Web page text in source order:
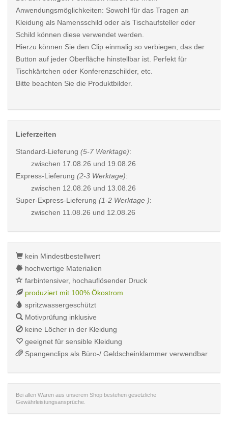
Anwendungsmöglichkeiten: Sowohl für das Tragen an
Kleidung als Namensschild oder als Tischaufsteller oder
Schild können diese verwendet werden.
Hierzu können Sie den Clip einmalig so verbiegen, das der
Button auf jeder Oberfläche hinstellbar ist. Perfekt für
Tischkärtchen oder Konferenzschilder, etc.
Bitte beachten Sie die Produktbilder.
Lieferzeiten
Standard-Lieferung (5-7 Werktage):
zwischen 17.08.26 und 19.08.26
Express-Lieferung (2-3 Werktage):
zwischen 12.08.26 und 13.08.26
Super-Express-Lieferung (1-2 Werktage ):
zwischen 11.08.26 und 12.08.26
kein Mindestbestellwert
hochwertige Materialien
farbintensiver, hochauflösender Druck
produziert mit 100% Ökostrom
spritzwassergeschützt
Motivprüfung inklusive
keine Löcher in der Kleidung
geeignet für sensible Kleidung
Spangenclips als Büro-/ Geldscheinklammer verwendbar
Bei allen Waren aus unserem Shop bestehen gesetzliche
Gewährleistungsansprüche.